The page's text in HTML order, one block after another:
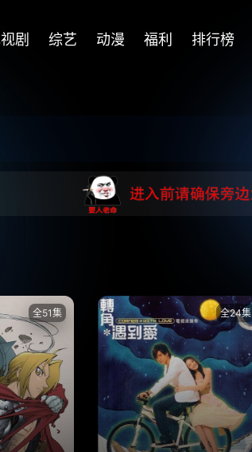
剧 综艺 动漫 福利 排行榜
全51集 全24集